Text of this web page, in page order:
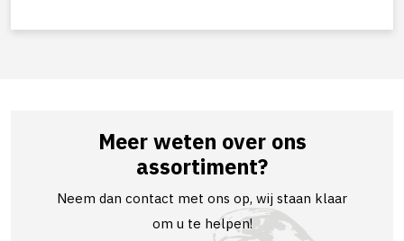
Meer weten over ons
assortiment?
Neem dan contact met ons op, wij staan klaar
om u te helpen!